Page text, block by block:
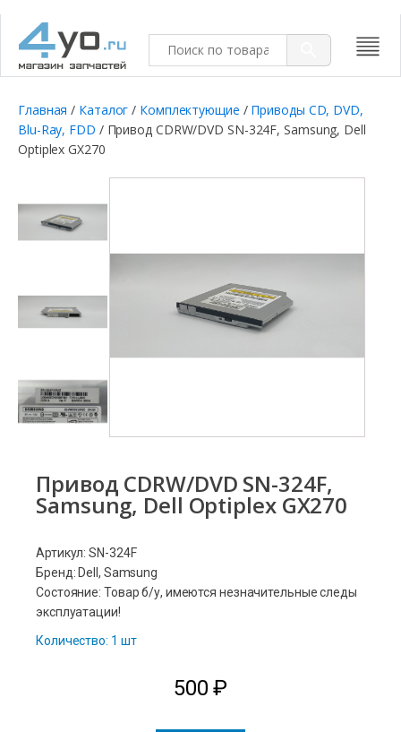
Главная / Каталог / Комплектующие / Приводы CD, DVD,
Blu-Ray, FDD / Привод CDRW/DVD SN-324F, Samsung, Dell
Optiplex GX270
Привод CDRW/DVD SN-324F,
Samsung, Dell Optiplex GX270
Артикул: SN-324F
Бренд: Dell, Samsung
Состояние: Товар б/у, имеются незначительные следы
эксплуатации!
Количество: 1 шт
500₽